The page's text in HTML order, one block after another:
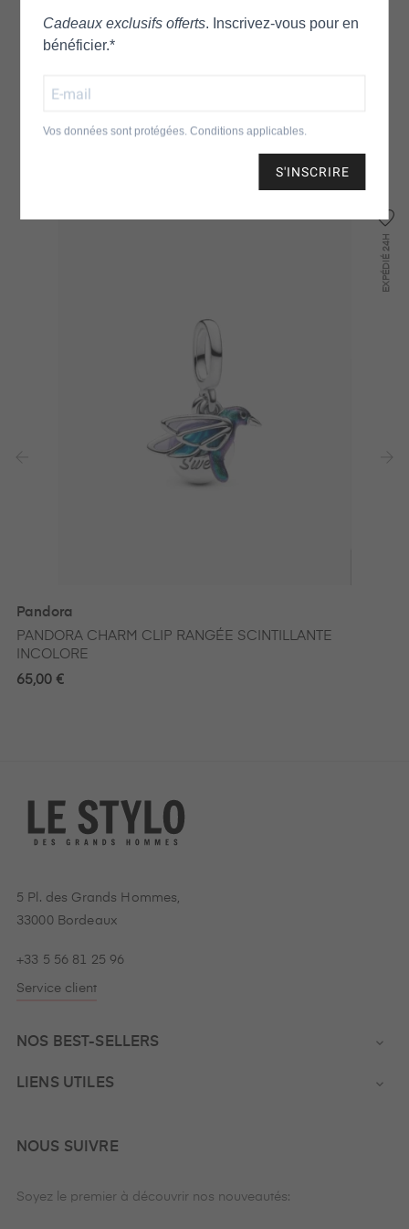
personnalisés.
DANS LE MÊME ESPRIT
EXPÉDIÉ
24H
Pandora
PANDORA CHARM CLIP RANGÉE SCINTILLANTE
INCOLORE
65,00 €
5 Pl. des Grands Hommes,
33000 Bordeaux
+33 5 56 81 25 96
Service client
NOS BEST-SELLERS 
LIENS UTILES 
NOUS SUIVRE
Soyez le premier à découvrir nos nouveautés:
Cadeaux exclusifs offerts. Inscrivez‑vous pour en
bénéficier.*
Vos données sont protégées. Conditions applicables.
S'INSCRIRE